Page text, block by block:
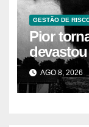
GESTÃO DE
Pior
AGO 8, 2026